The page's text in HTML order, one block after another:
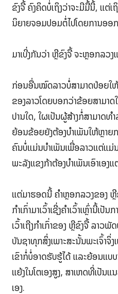
ຂົງຈື້ ຄົງຄິດບໍ່ເຖິງວ່າຈະມີມື້ນີ້, ແຕ່
ນິຍາຍຈອມປອມຕໍ່ໄປໂດຍການອອ
ມາເບີ່ງກັນວ່າ ຫຼີຂົງຈື້ ຈະຫຼອກລວງ
ກ່ອນອື່ນໝົດລາວບໍ່ສາມາດປ່ອຍໃ
ຂອງລາວໂດຍບອກວ່າຂ້ອຍສາມາ
ປານໃດ, ໃຜເປັນຜູ້ສ້າງກໍ່ສາມາດ
ຍ້ອນຂ້ອຍຍັງຕ້ອງບຳເພັນໃຫ້ຫຼາ
ຄົນບໍ່ແມ່ນບຳເພັນເພື່ອລາວແຕ່ແມ່ນ
ພະລັງແຂງກ້າຕ້ອງບຳເພັນເອົາເອ
ແຕ່ມາຮອດນີ້ ຄຳຫຼອກລວງຂອງ ຫຼີ
ກຳເກົ່າມາເວົ້າເຊີ່ງຄຳເວົ້າເຫຼົ່ານີ້ເ
ເວົ້າເຖີງກຳເກົ່າຂອງ ຫຼີຂົງຈື້ ລາ
ບັນຊາທຸກສິ່ງເພາະສະນັ້ນພະເຈົ້າຈິ່
ເຂົາກໍ່ບໍ່ອາດຮັບຮູ້ໄດ້ ແລະຍ້ອນແບ
ແຍ້ງໃນໂຕເອງສູງ, ສາເຫດທີ່ເປັນ
ເອງ.